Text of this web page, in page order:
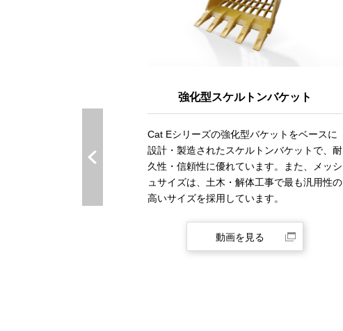
ワークツールです。固定
(顎)やシリンダへのスピ
強化型スケルトンバケット
Cat Eシリーズの強化型バケットをベースに
設計・製造されたスケルトンバケットで、耐
久性・信頼性に優れています。また、メッシ
ュサイズは、土木・解体工事で最も汎用性の
高いサイズを採用しています。
動画を見る